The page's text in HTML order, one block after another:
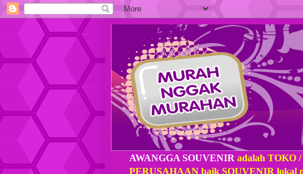
AWANGGA SOUVENIR adalah TOKO
PERUSAHAAN baik SOUVENIR lokal